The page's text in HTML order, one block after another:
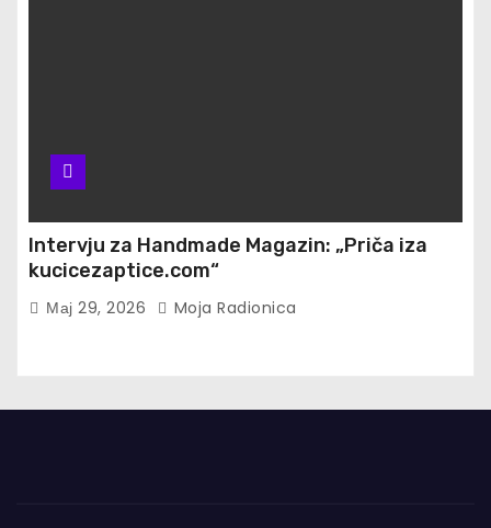
Intervju za Handmade Magazin: „Priča iza
kucicezaptice.com“
Мај 29, 2026 Moja Radionica